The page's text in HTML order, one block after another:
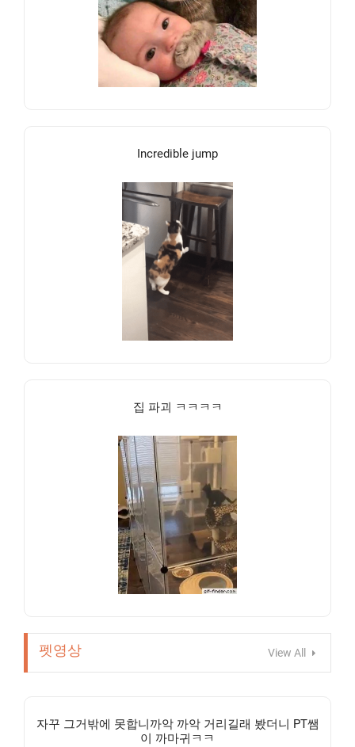
Incredible jump
집 파괴 ㅋㅋㅋㅋ
펫영상 View All
자꾸 그거밖에 못합니까악 까악 거리길래 봤더니 PT쌤
이 까마귀ㅋㅋ